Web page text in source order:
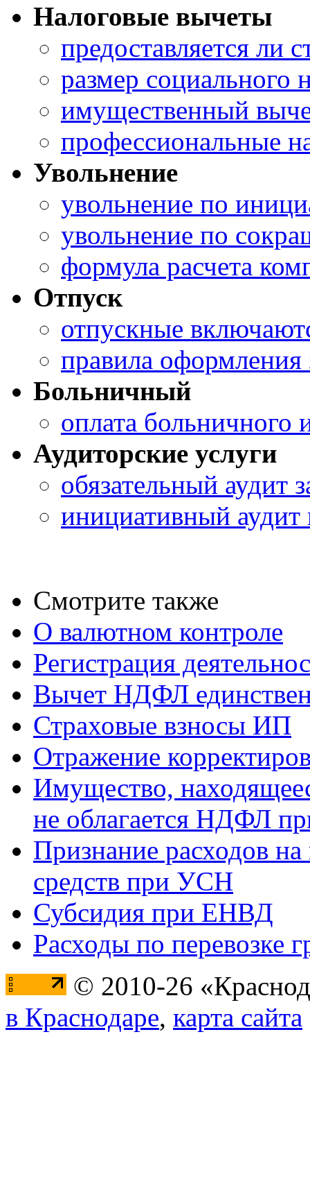
Налоговые вычеты
предоставляется ли
размер социального
имущественный
профессиональные
Увольнение
увольнение по
увольнение по
формула расчета
Отпуск
отпускные
правила оформления
Больничный
оплата больничного
Аудиторские услуги
обязательный аудит
инициативный аудит
Смотрите также
О валютном контроле
Регистрация
Вычет НДФЛ
Страховые взносы ИП
Отражение
Имущество,
не облагается НДФЛ
Признание расходов
средств при УСН
Субсидия при ЕНВД
Расходы по перевозке
© 2010-26
в Краснодаре, карта сайта